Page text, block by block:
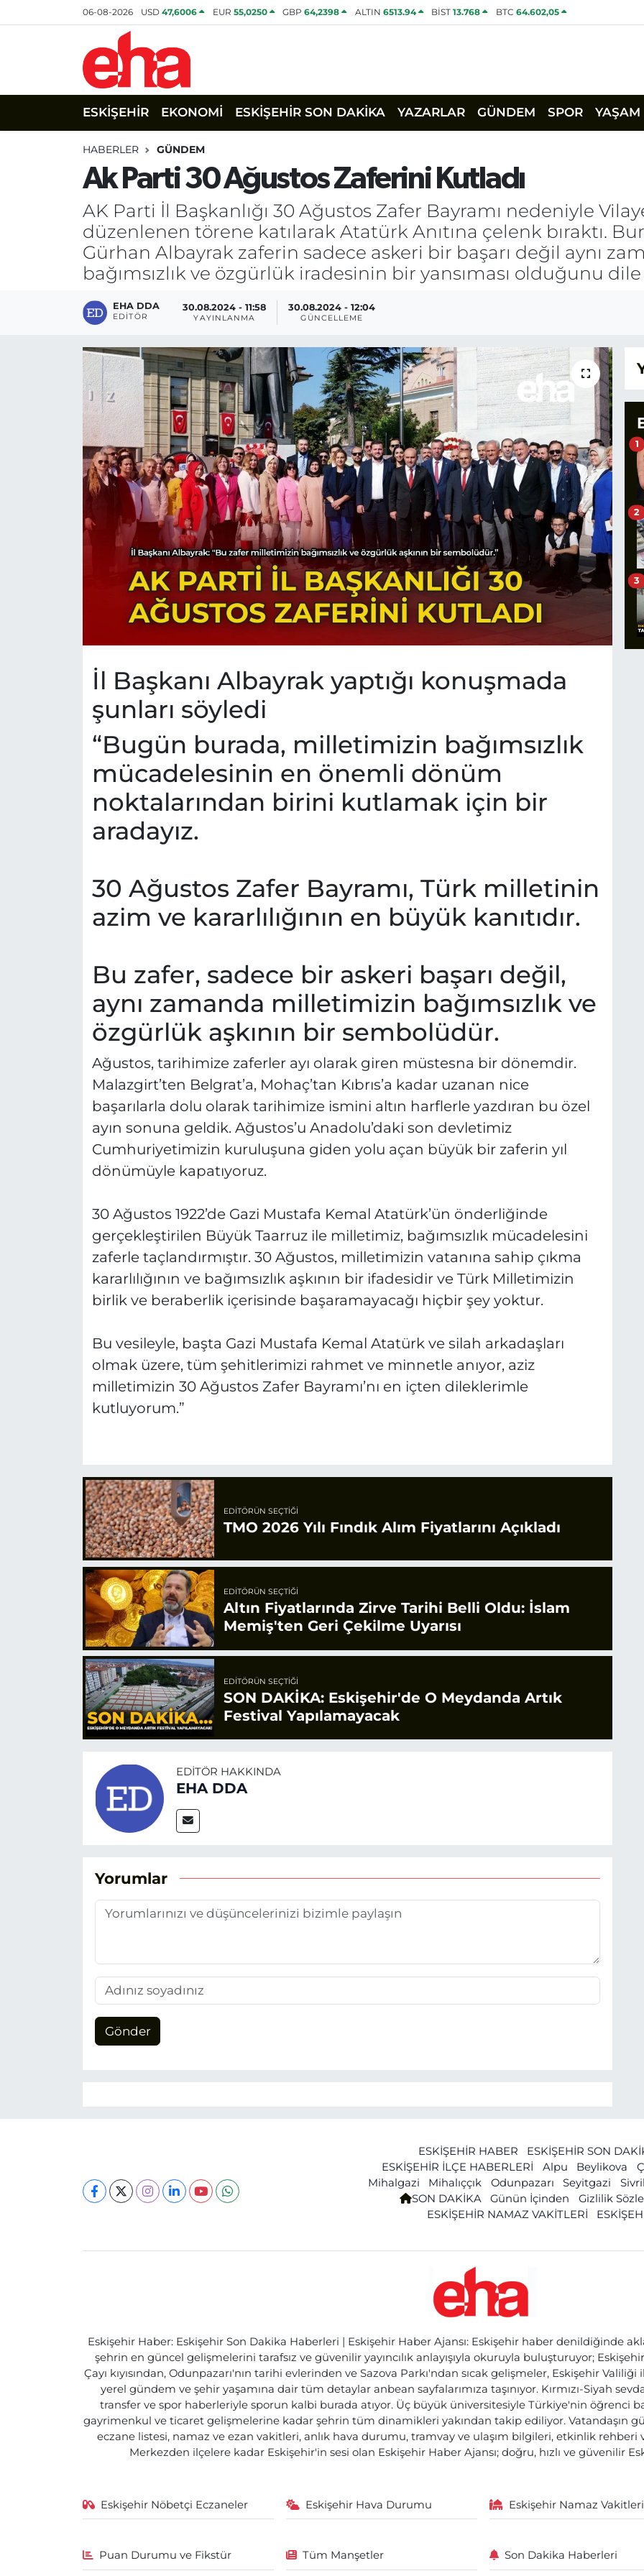
06-08-2026 USD47,6006 EUR 55,0250 GBP64,2398 ALTIN 6513.94 BİST13.768 BTC 64.602,05
ESKİŞEHİR EKONOMİ ESKİŞEHİR SON DAKİKA YAZARLAR GÜNDEM SPOR YAŞAM
HABERLER GÜNDEM
Ak Parti 30 Ağustos Zaferini Kutladı
AK Parti İl Başkanlığı 30 Ağustos Zafer Bayramı nedeniyle
düzenlenen törene katılarak Atatürk Anıtına çelenk bıraktı.
Gürhan Albayrak zaferin sadece askeri bir başarı değil aynı
bağımsızlık ve özgürlük iradesinin bir yansıması olduğunu
EHA DDA
EDITÖR
30.08.2024 - 11:58
YAYINLANMA
30.08.2024 - 12:04
GÜNCELLEME
İl Başkanı Albayrak yaptığı konuşmada
şunları söyledi
“Bugün burada, milletimizin bağımsızlık
mücadelesinin en önemli dönüm
noktalarından birini kutlamak için bir
aradayız.
30 Ağustos Zafer Bayramı, Türk milletinin
azim ve kararlılığının en büyük kanıtıdır.
Bu zafer, sadece bir askeri başarı değil,
aynı zamanda milletimizin bağımsızlık ve
özgürlük aşkının bir sembolüdür.
Ağustos, tarihimize zaferler ayı olarak giren müstesna bir dönemdir.
Malazgirt’ten Belgrat’a, Mohaç’tan Kıbrıs’a kadar uzanan nice
başarılarla dolu olarak tarihimize ismini altın harflerle yazdıran bu özel
ayın sonuna geldik. Ağustos’u Anadolu’daki son devletimiz
Cumhuriyetimizin kuruluşuna giden yolu açan büyük bir zaferin yıl
dönümüyle kapatıyoruz.
30 Ağustos 1922’de Gazi Mustafa Kemal Atatürk’ün önderliğinde
gerçekleştirilen Büyük Taarruz ile milletimiz, bağımsızlık mücadelesini
zaferle taçlandırmıştır. 30 Ağustos, milletimizin vatanına sahip çıkma
kararlılığının ve bağımsızlık aşkının bir ifadesidir ve Türk Milletimizin
birlik ve beraberlik içerisinde başaramayacağı hiçbir şey yoktur.
Bu vesileyle, başta Gazi Mustafa Kemal Atatürk ve silah arkadaşları
olmak üzere, tüm şehitlerimizi rahmet ve minnetle anıyor, aziz
milletimizin 30 Ağustos Zafer Bayramı’nı en içten dileklerimle
kutluyorum.”
EDITÖRÜN SEÇTIĞI
TMO 2026 Yılı Fındık Alım Fiyatlarını Açıkladı
EDITÖRÜN SEÇTIĞI
Altın Fiyatlarında Zirve Tarihi Belli Oldu: İslam
Memiş'ten Geri Çekilme Uyarısı
EDITÖRÜN SEÇTIĞI
SON DAKİKA: Eskişehir'de O Meydanda Artık
Festival Yapılamayacak
EDITÖR HAKKINDA
EHA DDA
Yorumlar
Gönder
1
2
3
ESKİŞEHİR HABER ESKİŞEHİR SON
ESKİŞEHİR İLÇE HABERLERİ
Alpu Beylikova
Mihalgazi
Mihalıççık Odunpazarı Seyitgazi
SON DAKİKA
Günün İçinden Gizlilik
ESKİŞEHİR NAMAZ VAKİTLERİ
Eskişehir Haber: Eskişehir Son Dakika Haberleri | Eskişehir Haber Ajansı: Eskişehir haber denildiğinde
şehrin en güncel gelişmelerini tarafsız ve güvenilir yayıncılık anlayışıyla okuruyla buluşturuyor;
Çayı kıyısından, Odunpazarı'nın tarihi evlerinden ve Sazova Parkı'ndan sıcak gelişmeler, Eskişehir
yerel gündem ve şehir yaşamına dair tüm detaylar anbean sayfalarımıza taşınıyor. Kırmızı-Siyah
transfer ve spor haberleriyle sporun kalbi burada atıyor. Üç büyük üniversitesiyle Türkiye'nin öğrenci
gayrimenkul ve ticaret gelişmelerine kadar şehrin tüm dinamikleri yakından takip ediliyor. Vatandaşın
eczane listesi, namaz ve ezan vakitleri, anlık hava durumu, tramvay ve ulaşım bilgileri, etkinlik
Merkezden ilçelere kadar Eskişehir'in sesi olan Eskişehir Haber Ajansı; doğru, hızlı ve güvenilir
Eskişehir Nöbetçi Eczaneler Eskişehir Hava Durumu Eskişehir Namaz Vakitleri
Puan Durumu ve Fikstür Tüm Manşetler Son Dakika Haberleri